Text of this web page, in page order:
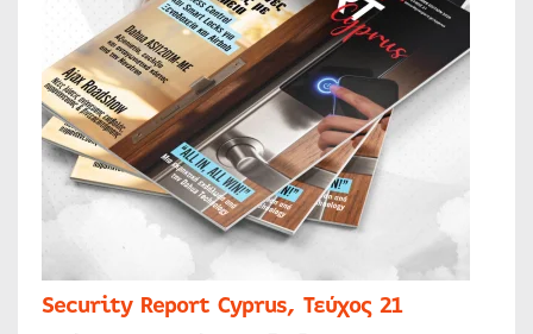
Security Report Cyprus, Τεύχος 21